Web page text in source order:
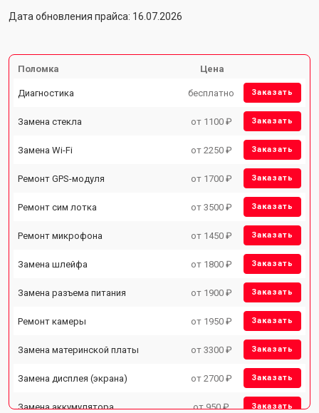
Дата обновления прайса: 16.07.2026
Поломка Цена
Диагностика бесплатно Заказать
Замена стекла от 1100 ₽ Заказать
Замена Wi-Fi от 2250 ₽ Заказать
Ремонт GPS-модуля от 1700 ₽ Заказать
Ремонт сим лотка от 3500 ₽ Заказать
Ремонт микрофона от 1450 ₽ Заказать
Замена шлейфа от 1800 ₽ Заказать
Замена разъема питания от 1900 ₽ Заказать
Ремонт камеры от 1950 ₽ Заказать
Замена материнской платы от 3300 ₽ Заказать
Замена дисплея (экрана) от 2700 ₽ Заказать
Замена аккумулятора от 950 ₽ Заказать